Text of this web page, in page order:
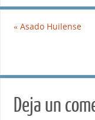
«Asado Huilense
Deja un